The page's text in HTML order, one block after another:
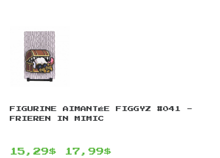
FIGURINE AIMANTÉE FIGGYZ #041 -
FRIEREN IN MIMIC
15,29$ 17,99$